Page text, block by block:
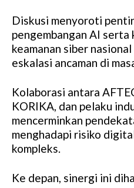
Diskusi menyoroti
pengembangan AI
keamanan siber
eskalasi ancaman di
Kolaborasi antara
KORIKA, dan pelaku
mencerminkan
menghadapi risiko
kompleks.
Ke depan, sinergi ini